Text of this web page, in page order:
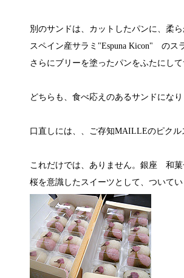
別のサンドは、カットしたパンに、柔
スペイン産サラミ"Espuna Kicon" のス
さらにブリーを塗ったパンをふたにし
どちらも、食べ応えのあるサンドになり
口直しには、、ご存知MAILLEのピク
これだけでは、ありません。銀座
桜を意識したスイーツとして、ついて